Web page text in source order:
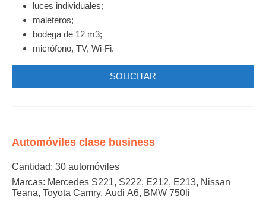
luces individuales;
maleteros;
bodega de 12 m3;
micrófono, TV, Wi-Fi.
SOLICITAR
Automóviles clase business
Cantidad: 30 automóviles
Мarcas: Mercedes S221, S222, Е212, Е213, Nissan
Teana, Toyota Camry, Аudi А6, BMW 750li